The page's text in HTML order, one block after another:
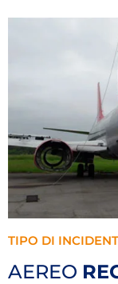
TIPO DI
AEREO